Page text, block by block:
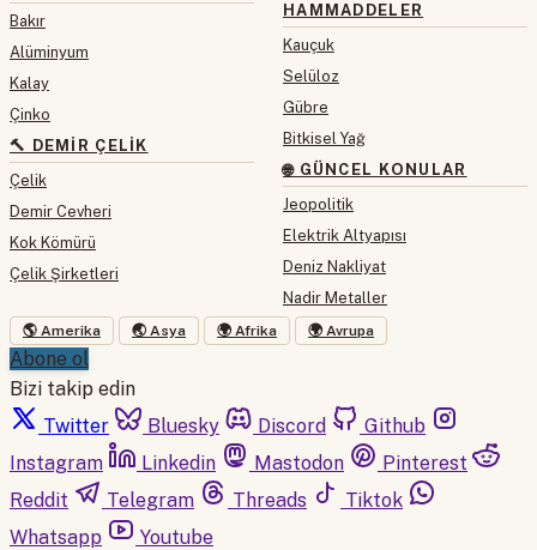
Bakır
Alüminyum
Kalay
Çinko
🔨 DEMIR ÇELIK
Çelik
Demir Cevheri
Kok Kömürü
Çelik Şirketleri
HAMMADDELER
Kauçuk
Selüloz
Gübre
Bitkisel Yağ
🌐 GÜNCEL KONULAR
Jeopolitik
Elektrik Altyapısı
Deniz Nakliyat
Nadir Metaller
🌎 Amerika 🌏 Asya 🌍 Afrika 🌍 Avrupa
Abone ol
Bizi takip edin
Twitter
Bluesky Discord
Github
Instagram
Linkedin Mastodon
Pinterest
Reddit
Telegram Threads
Tiktok
Whatsapp
Youtube